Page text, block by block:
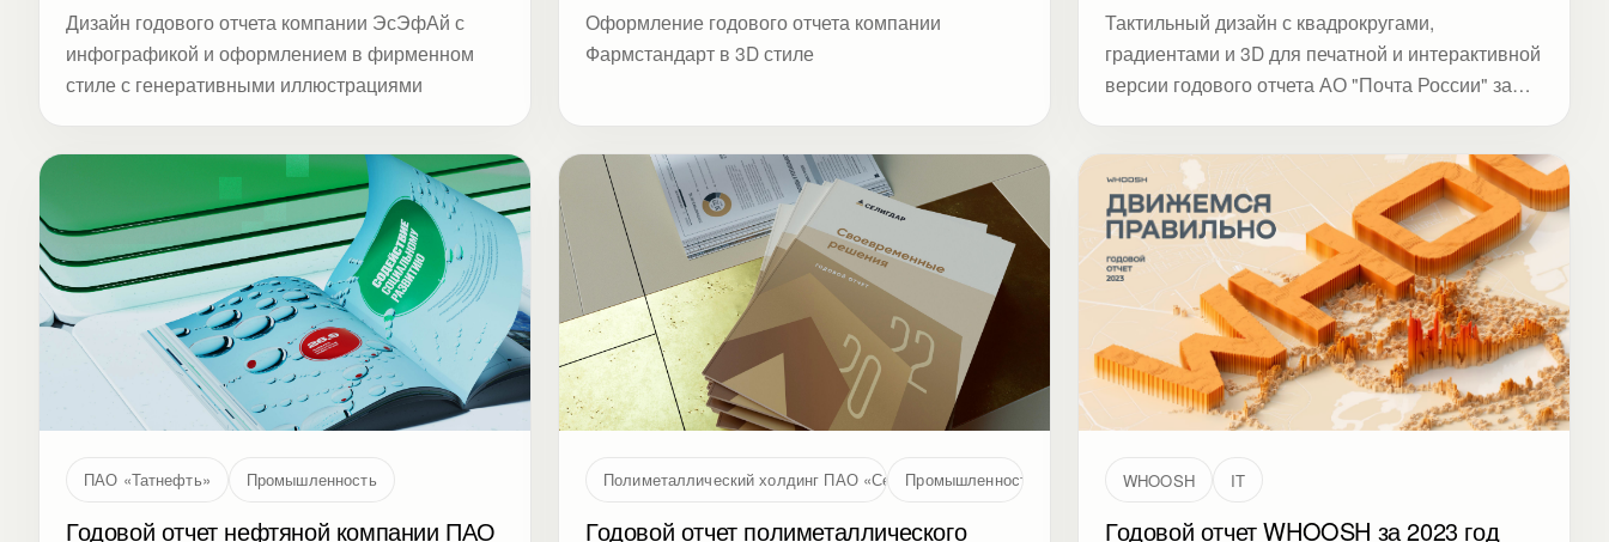
Дизайн годового отчета компании ЭсЭфАй с
инфографикой и оформлением в фирменном
стиле с генеративными иллюстрациями
Оформление годового отчета компании
Фармстандарт в 3D стиле
Тактильный дизайн с квадрокругами,
градиентами и 3D для печатной и интерактивной
версии годового отчета АО "Почта России" за
ПАО «Татнефть» Промышленность
Годовой отчет нефтяной компании ПАО
Полиметаллический холдинг ПАО «Селигдар»Промышленность
Годовой отчет полиметаллического
WHOOSH IT
Годовой отчет WHOOSH за 2023 год